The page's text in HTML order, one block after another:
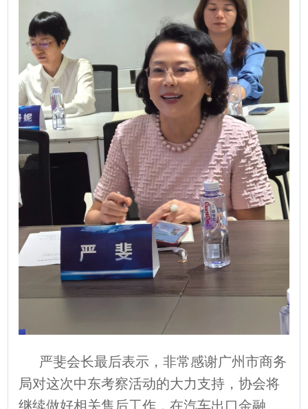
严斐会长最后表示，非常感谢广州市商务
局对这次中东考察活动的大力支持，协会将
继续做好相关售后工作，在汽车出口金融、